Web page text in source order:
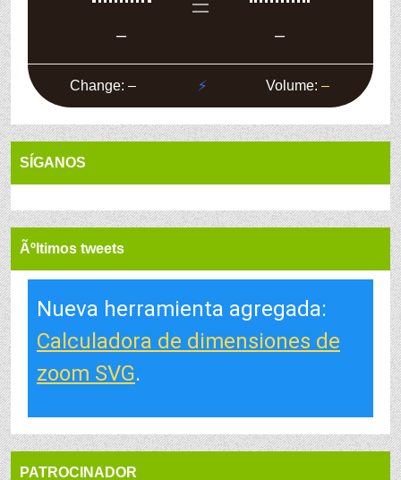
SÍGANOS
Ãºltimos tweets
Nueva herramienta agregada:
Calculadora de dimensiones de
zoom SVG.
PATROCINADOR